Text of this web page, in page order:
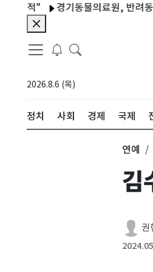
경기동물의료원, 반려동물 재활
2026.8.6 (목)
정치 사회 경제 국제
연예
김
권